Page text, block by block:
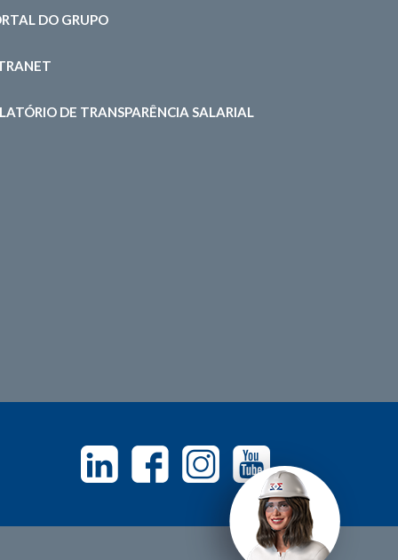
DO GRUPO
DE TRANSPARÊNCIA SALARIAL
Linkedin Facebook Instagram